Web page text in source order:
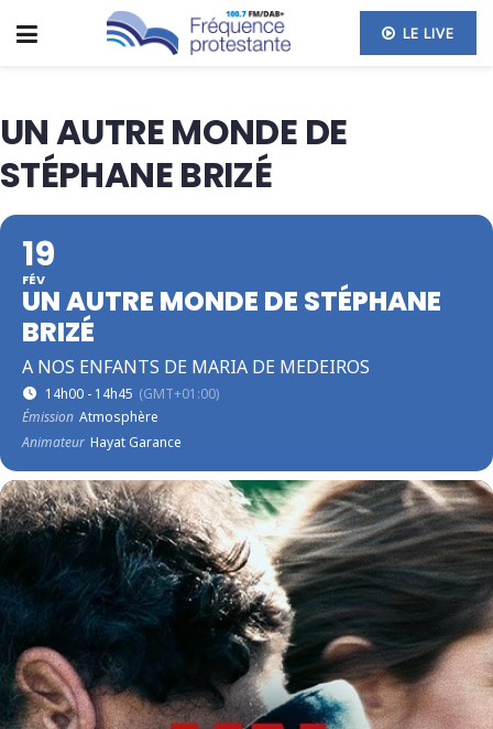
LE LIVE
UN AUTRE MONDE DE
STÉPHANE BRIZÉ
19
FÉV
UN AUTRE MONDE DE STÉPHANE
BRIZÉ
A NOS ENFANTS DE MARIA DE MEDEIROS
14h00 - 14h45 (GMT+01:00)
Émission Atmosphère
Animateur Hayat Garance